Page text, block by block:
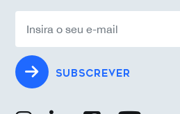
SUBSCREVER